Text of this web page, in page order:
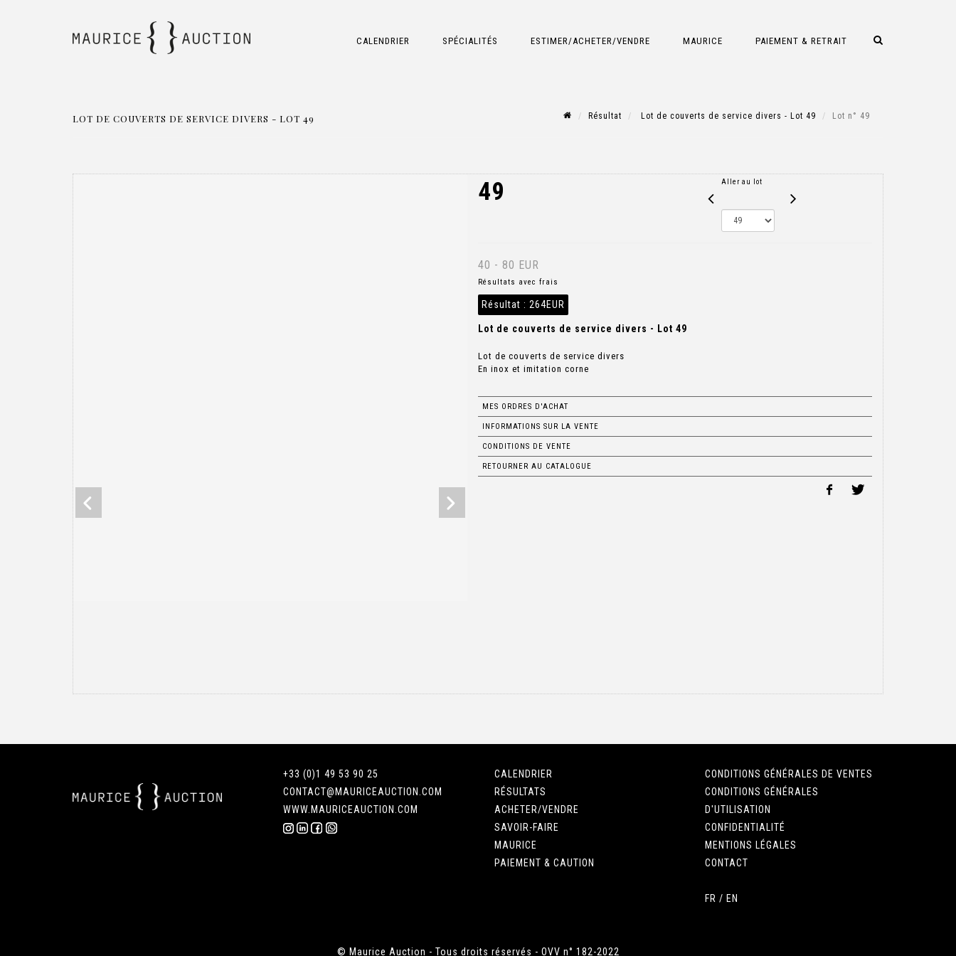
CALENDRIER SPÉCIALITÉS ESTIMER/ACHETER/VENDRE MAURICE PAIEMENT & RETRAIT
LOT DE COUVERTS DE SERVICE DIVERS - LOT 49 Résultat Lot de couverts de service divers - Lot 49 Lot n° 49
49 Aller au lot
40 - 80 EUR
Résultats avec frais
Résultat : 264EUR
Lot de couverts de service divers - Lot 49
Lot de couverts de service divers
En inox et imitation corne
MES ORDRES D'ACHAT
INFORMATIONS SUR LA VENTE
CONDITIONS DE VENTE
RETOURNER AU CATALOGUE
+33 (0)1 49 53 90 25
CONTACT@MAURICEAUCTION.COM
WWW.MAURICEAUCTION.COM
CALENDRIER
RÉSULTATS
ACHETER/VENDRE
SAVOIR-FAIRE
MAURICE
PAIEMENT & CAUTION
CONDITIONS GÉNÉRALES DE VENTES
CONDITIONS GÉNÉRALES
D'UTILISATION
CONFIDENTIALITÉ
MENTIONS LÉGALES
CONTACT
FR / EN
© Maurice Auction - Tous droits réservés - OVV n° 182-2022